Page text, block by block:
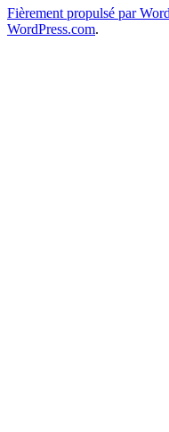
Fièrement propulsé par
WordPress.com.